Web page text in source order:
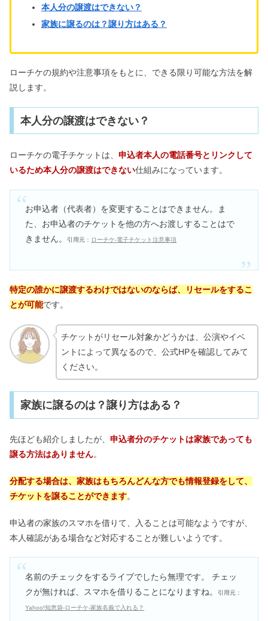
本人分の譲渡はできない？
家族に譲るのは？譲り方はある？
ローチケの規約や注意事項をもとに、できる限り可能な方法を解
説します。
本人分の譲渡はできない？
ローチケの電子チケットは、 申込者本人の電話番号とリンクして
いるため本人分の譲渡はできない仕組みになっています。
お申込者（代表者）を変更することはできません。ま
た、お申込者のチケットを他の方へお渡しすることはで
きません。
引用元： ローチケ‐電子チケット注意事項
特定の誰かに譲渡するわけではないのならば、リセールをするこ
とが可能です。
チケットがリセール対象かどうかは、公演やイベ
ントによって異なるので、公式HPを確認してみて
ください。
家族に譲るのは？譲り方はある？
先ほども紹介しましたが、 申込者分のチケットは家族であっても
譲る方法はありません。
分配する場合は、家族はもちろんどんな方でも情報登録をして、
チケットを譲ることができます。
申込者の家族のスマホを借りて、入ることは可能なようですが、
本人確認がある場合など対応することが難しいようです。
名前のチェックをするライブでしたら無理です。 チェッ
クが無ければ、スマホを借りることになりますね。
引用元：
Yahoo!知恵袋‐ローチケ‐家族名義で入れる？